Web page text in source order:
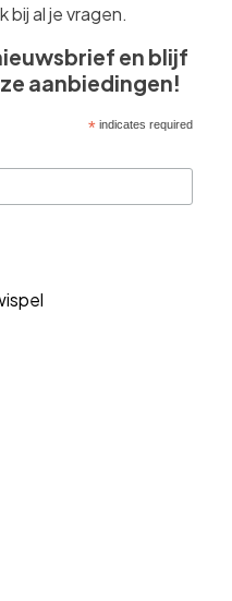
bij al je vragen.
en blijf
aanbiedingen!
*indicates required